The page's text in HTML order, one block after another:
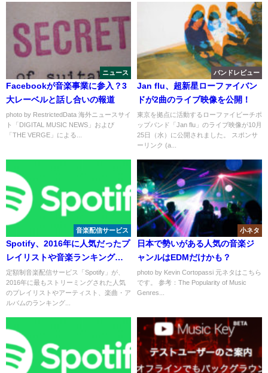
ニュース
Facebookが音楽事業に参入？3
大レーベルと話し合いの報道
photo by RestrictedData 海外ニュースサイ
ト「DIGITAL MUSIC NEWS」および
「THE VERGE」による...
バンドレビュー
Jan flu、超新星ローファイバン
ドが2曲のライブ映像を公開！
東京を拠点に活動するローファイビーチポ
ップバンド「Jan flu」のライブ映像が10月
25日（水）に公開されました。 スポンサ
ーリンク (a...
音楽配信サービス
Spotify、2016年に人気だったプ
レイリストや音楽ランキング発
表
定額制音楽配信サービス「Spotify」が、
2016年に最もストリーミングされた人気
のプレイリストやアーティスト、楽曲・ア
ルバムのランキング...
小ネタ
日本で勢いがある人気の音楽ジ
ャンルはEDMだけかも？
photo by Kevin Cortopassi 元ネタはこちら
です。 参考：The Popularity of Music
Genres...